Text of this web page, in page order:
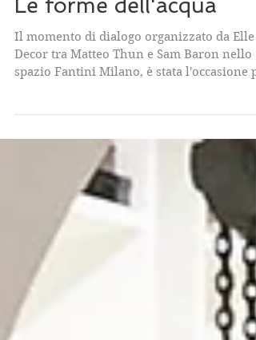
Le forme dell'acqua
Il momento di dialogo organizzato da Elle
Decor tra Matteo Thun e Sam Baron nello
un...